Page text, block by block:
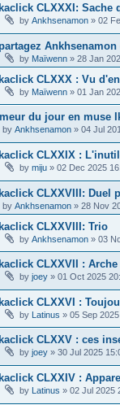
CLXXXI: Sache
by Ankhsenamon » 02
by Maïwenn » 28 Jan
CLXXX : Vu
by Maïwenn » 01 Jan
du jour en muse
by Ankhsenamon » 04 Jul
CLXXIX :
by miju » 02 Dec 2025
CLXXVIII: Duel
by Ankhsenamon » 28 Nov
CLXXVIII: Trio
by Ankhsenamon » 03
CLXXVII :
by joey » 01 Oct 2025
CLXXVI :
by Latinus » 05 Sep
CLXXV : ces
by joey » 30 Jul 2025
CLXXIV :
by Latinus » 02 Jul 2025